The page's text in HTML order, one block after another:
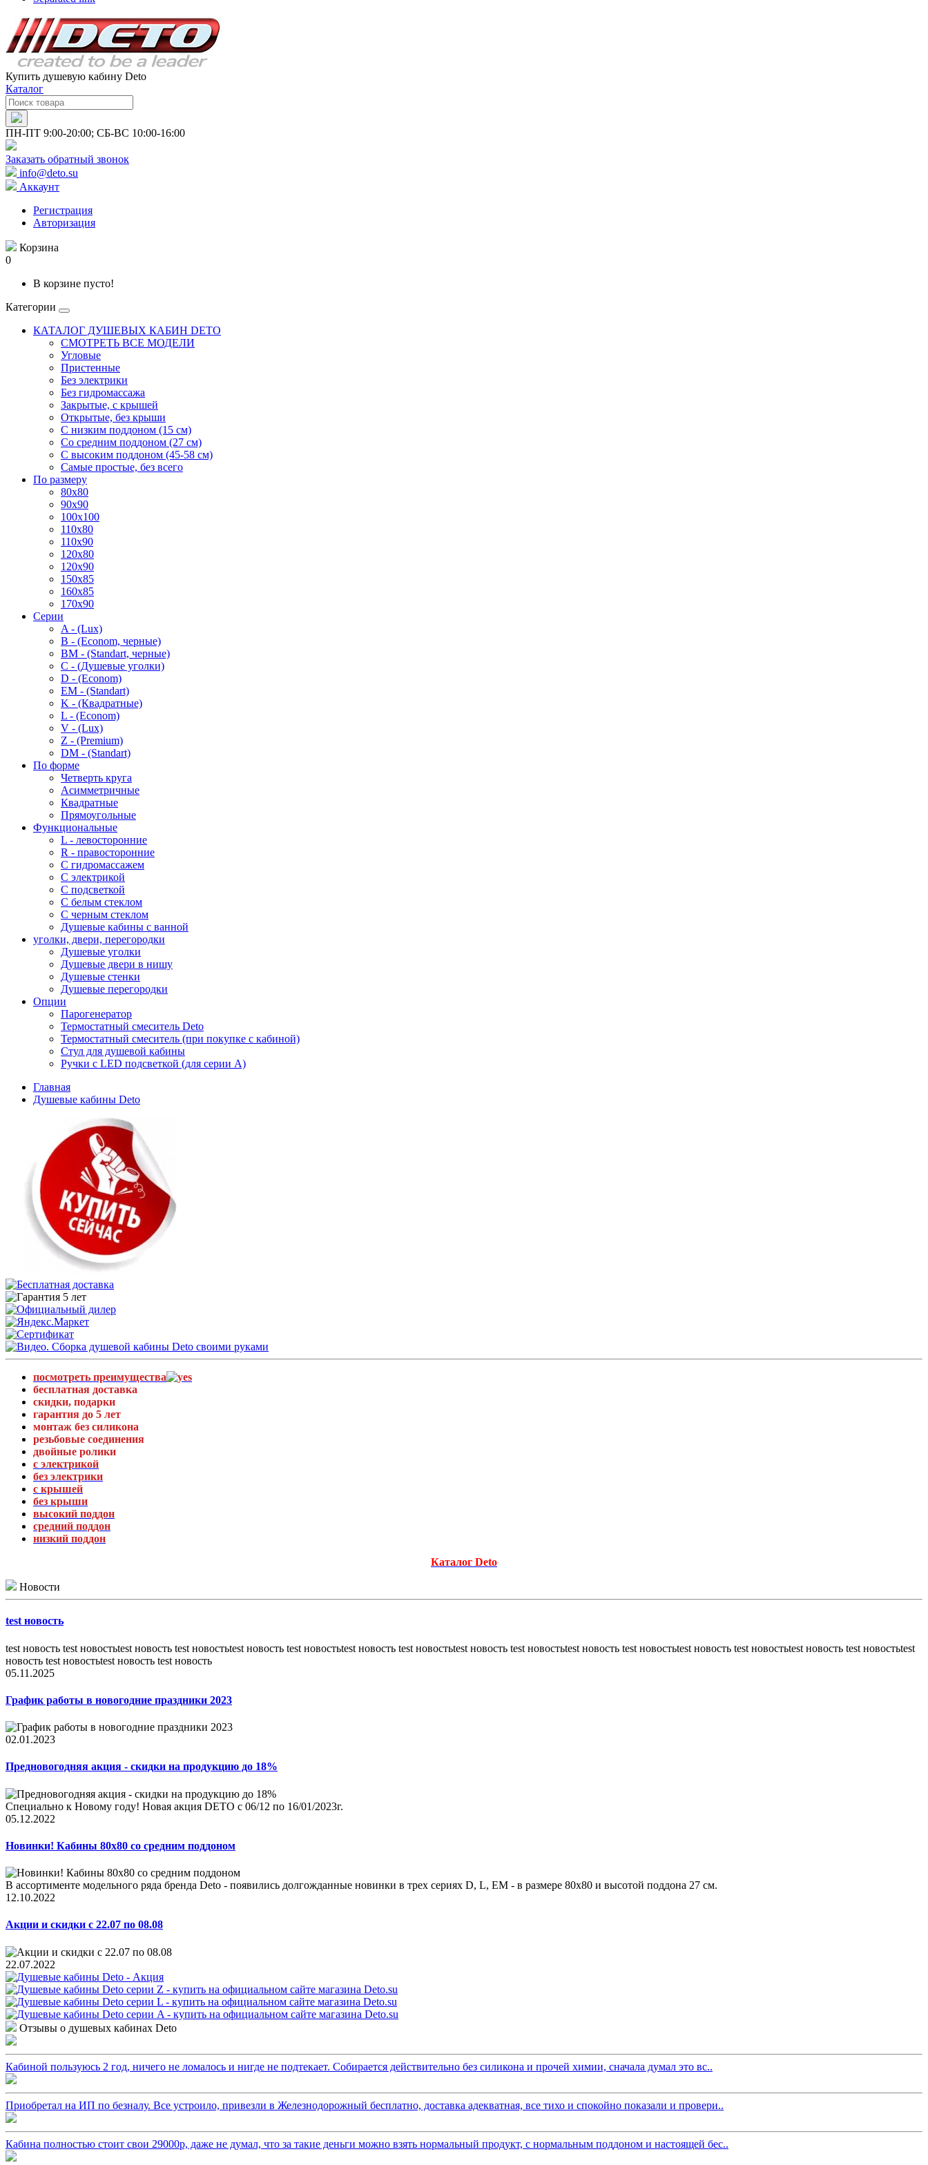
Купить душевую кабину Deto
Каталог
ПН-ПТ 9:00-20:00; СБ-ВС 10:00-16:00
Заказать обратный звонок
info@deto.su
Аккаунт
Регистрация
Авторизация
Корзина
0
В корзине пусто!
Категории
КАТАЛОГ ДУШЕВЫХ КАБИН DETO
СМОТРЕТЬ ВСЕ МОДЕЛИ
Угловые
Пристенные
Без электрики
Без гидромассажа
Закрытые, с крышей
Открытые, без крыши
С низким поддоном (15 см)
Со средним поддоном (27 см)
С высоким поддоном (45-58 см)
Самые простые, без всего
По размеру
80x80
90x90
100x100
110x80
110x90
120x80
120x90
150x85
160x85
170x90
Серии
A - (Lux)
B - (Econom, черные)
BM - (Standart, черные)
C - (Душевые уголки)
D - (Econom)
EM - (Standart)
K - (Квадратные)
L - (Econom)
V - (Lux)
Z - (Premium)
DM - (Standart)
По форме
Четверть круга
Асимметричные
Квадратные
Прямоугольные
Функциональные
L - левосторонние
R - правосторонние
С гидромассажем
С электрикой
С подсветкой
С белым стеклом
С черным стеклом
Душевые кабины с ванной
уголки, двери, перегородки
Душевые уголки
Душевые двери в нишу
Душевые стенки
Душевые перегородки
Опции
Парогенератор
Термостатный смеситель Deto
Термостатный смеситель (при покупке с кабиной)
Стул для душевой кабины
Ручки с LED подсветкой (для серии A)
Главная
Душевые кабины Deto
посмотреть преимущества
бесплатная доставка
скидки, подарки
гарантия до 5 лет
монтаж без силикона
резьбовые соединения
двойные ролики
с электрикой
без электрики
с крышей
без крыши
высокий поддон
средний поддон
низкий поддон
Каталог Deto
Новости
test новость
test новость test новостьtest новость test новостьtest новость test новостьtest новость test новостьtest новость test новостьtest новость test новостьtest новость test новостьtest новость test новостьtest
новость test новостьtest новость test новость
05.11.2025
График работы в новогодние праздники 2023
02.01.2023
Предновогодняя акция - скидки на продукцию до 18%
Специально к Новому году! Новая акция DETO c 06/12 по 16/01/2023г.
05.12.2022
Новинки! Кабины 80x80 со средним поддоном
В ассортименте модельного ряда бренда Deto - появились долгожданные новинки в трех сериях D, L, EM - в размере 80x80 и высотой поддона 27 см.
12.10.2022
Акции и скидки с 22.07 по 08.08
22.07.2022
Отзывы о душевых кабинах Deto
Кабиной пользуюсь 2 год, ничего не ломалось и нигде не подтекает. Собирается действительно без силикона и прочей химии, сначала думал это вс..
Приобретал на ИП по безналу. Все устроило, привезли в Железнодорожный бесплатно, доставка адекватная, все тихо и спокойно показали и провери..
Кабина полностью стоит свои 29000р, даже не думал, что за такие деньги можно взять нормальный продукт, с нормальным поддоном и настоящей бес..